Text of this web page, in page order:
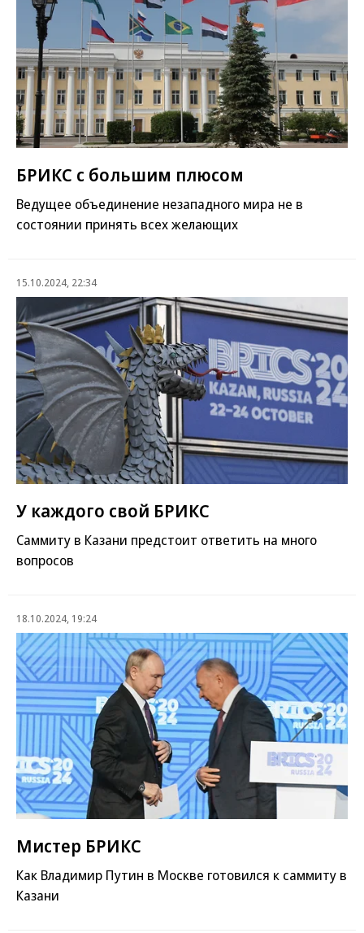
БРИКС с большим плюсом
Ведущее объединение незападного мира не в
состоянии принять всех желающих
15.10.2024, 22:34
У каждого свой БРИКС
Саммиту в Казани предстоит ответить на много
вопросов
18.10.2024, 19:24
Мистер БРИКС
Как Владимир Путин в Москве готовился к саммиту в
Казани